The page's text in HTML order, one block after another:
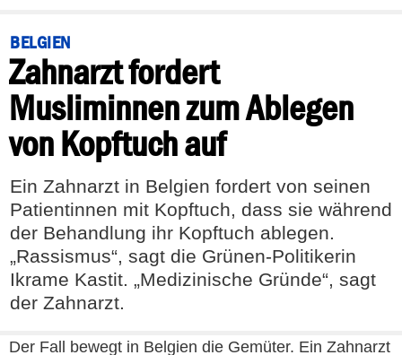
RECHT
FEUILLETON
DEBATTE
BELGIEN
Zahnarzt fordert
Musliminnen zum Ablegen
von Kopftuch auf
Ein Zahnarzt in Belgien fordert von seinen
Patientinnen mit Kopftuch, dass sie während
der Behandlung ihr Kopftuch ablegen.
„Rassismus“, sagt die Grünen-Politikerin
Ikrame Kastit. „Medizinische Gründe“, sagt
der Zahnarzt.
Der Fall bewegt in Belgien die Gemüter. Ein Zahnarzt